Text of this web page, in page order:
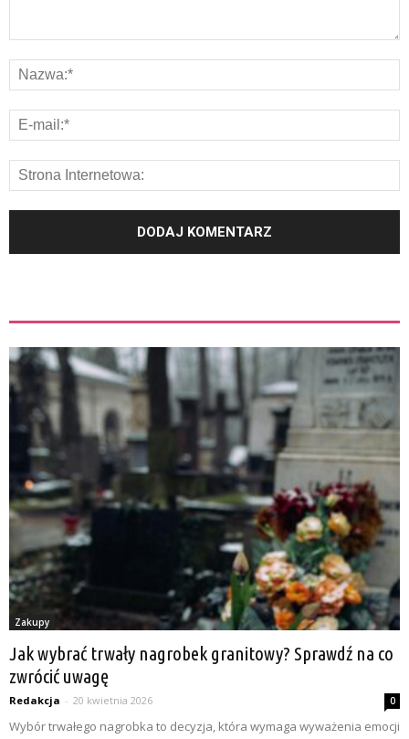
Zakupy
Jak wybrać trwały nagrobek granitowy? Sprawdź na co
zwrócić uwagę
Redakcja - 20 kwietnia 2026 0
Wybór trwałego nagrobka to decyzja, która wymaga wyważenia emocji